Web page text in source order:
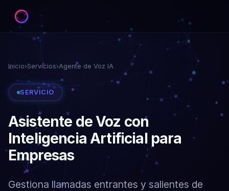
Inicio›Servicios›Agente de Voz IA
SERVICIO
Asistente de Voz con
Inteligencia Artificial para
Empresas
Gestiona llamadas entrantes y salientes de